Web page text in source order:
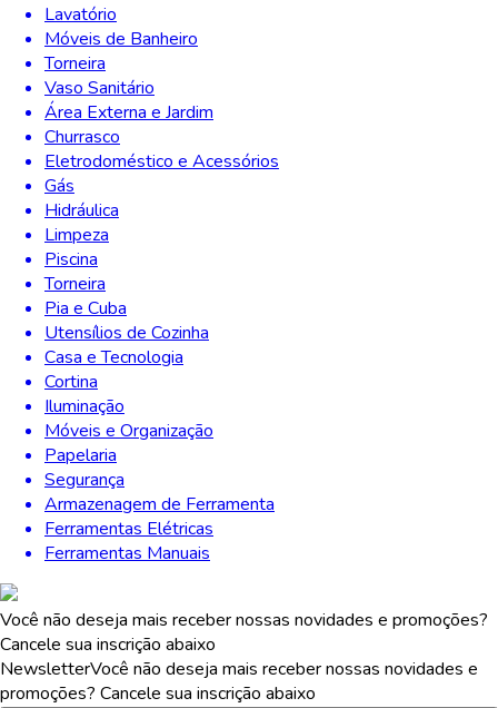
Lavatório
Móveis de Banheiro
Torneira
Vaso Sanitário
Área Externa e Jardim
Churrasco
Eletrodoméstico e Acessórios
Gás
Hidráulica
Limpeza
Piscina
Torneira
Pia e Cuba
Utensílios de Cozinha
Casa e Tecnologia
Cortina
Iluminação
Móveis e Organização
Papelaria
Segurança
Armazenagem de Ferramenta
Ferramentas Elétricas
Ferramentas Manuais
Você não deseja mais receber nossas novidades e promoções?
Cancele sua inscrição abaixo
NewsletterVocê não deseja mais receber nossas novidades e
promoções? Cancele sua inscrição abaixo